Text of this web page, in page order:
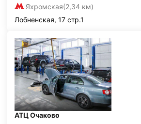
Яхромская(2,34 км)
Лобненская, 17 стр.1
АТЦ Очаково